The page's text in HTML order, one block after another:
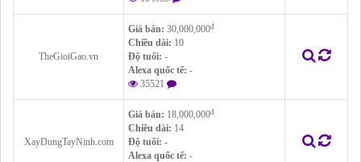
TheGioiGao.vn
Giá bán: 30,000,000đ
Chiều dài: 10
Độ tuổi: -
Alexa quốc tế: -
35521
XayDungTayNinh.com
Giá bán: 18,000,000đ
Chiều dài: 14
Độ tuổi: -
Alexa quốc tế: -